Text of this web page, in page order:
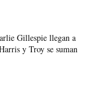
Gillespie llegan a
y Troy se suman